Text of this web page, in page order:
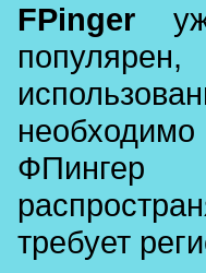
FPinger
требует